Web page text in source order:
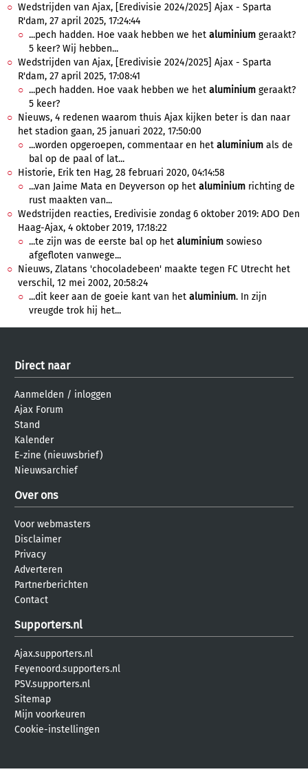
Wedstrijden van Ajax, [Eredivisie 2024/2025] Ajax - Sparta
R'dam, 27 april 2025, 17:24:44
...pech hadden. Hoe vaak hebben we het aluminium geraakt?
5 keer? Wij hebben...
Wedstrijden van Ajax, [Eredivisie 2024/2025] Ajax - Sparta
R'dam, 27 april 2025, 17:08:41
...pech hadden. Hoe vaak hebben we het aluminium geraakt?
5 keer?
Nieuws, 4 redenen waarom thuis Ajax kijken beter is dan naar
het stadion gaan, 25 januari 2022, 17:50:00
...worden opgeroepen, commentaar en het aluminium als de
bal op de paal of lat...
Historie, Erik ten Hag, 28 februari 2020, 04:14:58
...van Jaime Mata en Deyverson op het aluminium richting de
rust maakten van...
Wedstrijden reacties, Eredivisie zondag 6 oktober 2019: ADO Den
Haag-Ajax, 4 oktober 2019, 17:18:22
...te zijn was de eerste bal op het aluminium sowieso
afgefloten vanwege...
Nieuws, Zlatans 'chocoladebeen' maakte tegen FC Utrecht het
verschil, 12 mei 2002, 20:58:24
...dit keer aan de goeie kant van het aluminium. In zijn
vreugde trok hij het...
Direct naar
Aanmelden / inloggen
Ajax Forum
Stand
Kalender
E-zine (nieuwsbrief)
Nieuwsarchief
Over ons
Voor webmasters
Disclaimer
Privacy
Adverteren
Partnerberichten
Contact
Supporters.nl
Ajax.supporters.nl
Feyenoord.supporters.nl
PSV.supporters.nl
Sitemap
Mijn voorkeuren
Cookie-instellingen